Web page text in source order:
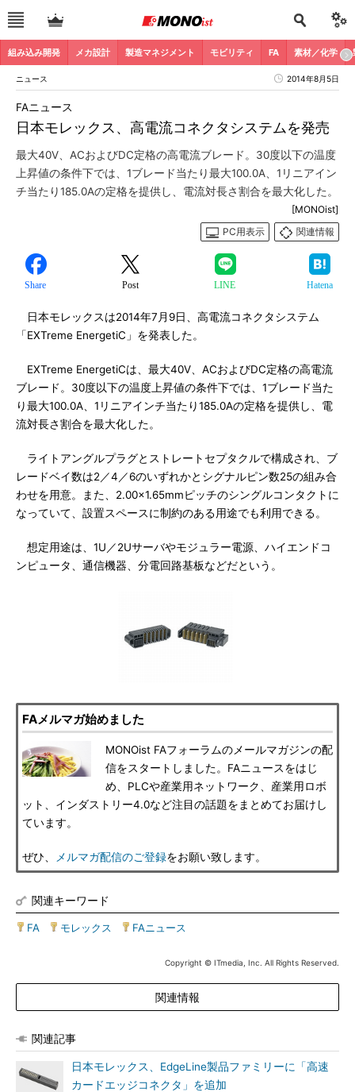
組み込み開発 メカ設計 製造マネジメント モビリティ FA 素材／化学
ニュース 2014年8月5日
日本モレックス、高電流コネクタシステムを発売
FAニュース
最大40V、ACおよびDC定格の高電流ブレード。30度以下の温度
上昇値の条件下では、1ブレード当たり最大100.0A、1リニアイン
チ当たり185.0Aの定格を提供し、電流対長さ割合を最大化した。
[MONOist]
PC用表示
関連情報
Share Post LINE Hatena
日本モレックスは2014年7月9日、高電流コネクタシステム
「EXTreme EnergetiC」を発表した。
EXTreme EnergetiCは、最大40V、ACおよびDC定格の高電流
ブレード。30度以下の温度上昇値の条件下では、1ブレード当た
り最大100.0A、1リニアインチ当たり185.0Aの定格を提供し、電
流対長さ割合を最大化した。
ライトアングルプラグとストレートセプタクルで構成され、ブ
レードベイ数は2／4／6のいずれかとシグナルピン数25の組み合
わせを用意。また、2.00×1.65mmピッチのシングルコンタクトに
なっていて、設置スペースに制約のある用途でも利用できる。
想定用途は、1U／2Uサーバやモジュラー電源、ハイエンドコ
ンピュータ、通信機器、分電回路基板などだという。
FAメルマガ始めました
MONOist FAフォーラムのメールマガジンの配
信をスタートしました。FAニュースをはじ
め、PLCや産業用ネットワーク、産業用ロボ
ット、インダストリー4.0など注目の話題をまとめてお届けし
ています。
ぜひ、 メルマガ配信のご登録をお願い致します。
関連キーワード
FA モレックス FAニュース
Copyright © ITmedia, Inc. All Rights Reserved.
関連情報
関連記事
日本モレックス、EdgeLine製品ファミリーに「高速
カードエッジコネクタ」を追加